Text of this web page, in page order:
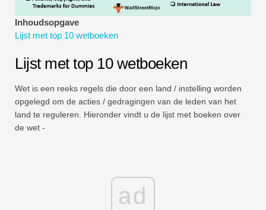
Tutorials voor financiële modellering
Volledige vorm
Tutorials voor risicobeheer
Inhoudsopgave
Lijst met top 10 wetboeken
Lijst met top 10 wetboeken
Wet is een reeks regels die door een land / instelling worden
opgelegd om de acties / gedragingen van de leden van het
land te reguleren. Hieronder vindt u de lijst met boeken over
de wet -
ad